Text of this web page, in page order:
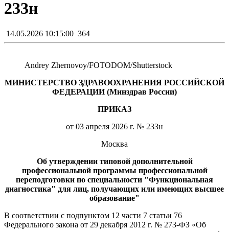
233н
14.05.2026 10:15:00 364
Andrey Zhernovoy/FOTODOM/Shutterstoсk
МИНИСТЕРСТВО ЗДРАВООХРАНЕНИЯ РОССИЙСКОЙ
ФЕДЕРАЦИИ (Минздрав России)
ПРИКАЗ
от 03 апреля 2026 г. № 233н
Москва
Об утверждении типовой дополнительной
профессиональной программы профессиональной
переподготовки по специальности "Функциональная
диагностика" для лиц, получающих или имеющих высшее
образование"
В соответствии с подпунктом 12 части 7 статьи 76
Федерального закона от 29 декабря 2012 г. № 273-ФЗ «Об